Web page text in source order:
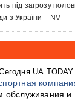
під загрозу
з України – NV
UA.TODAY
обслуживания и